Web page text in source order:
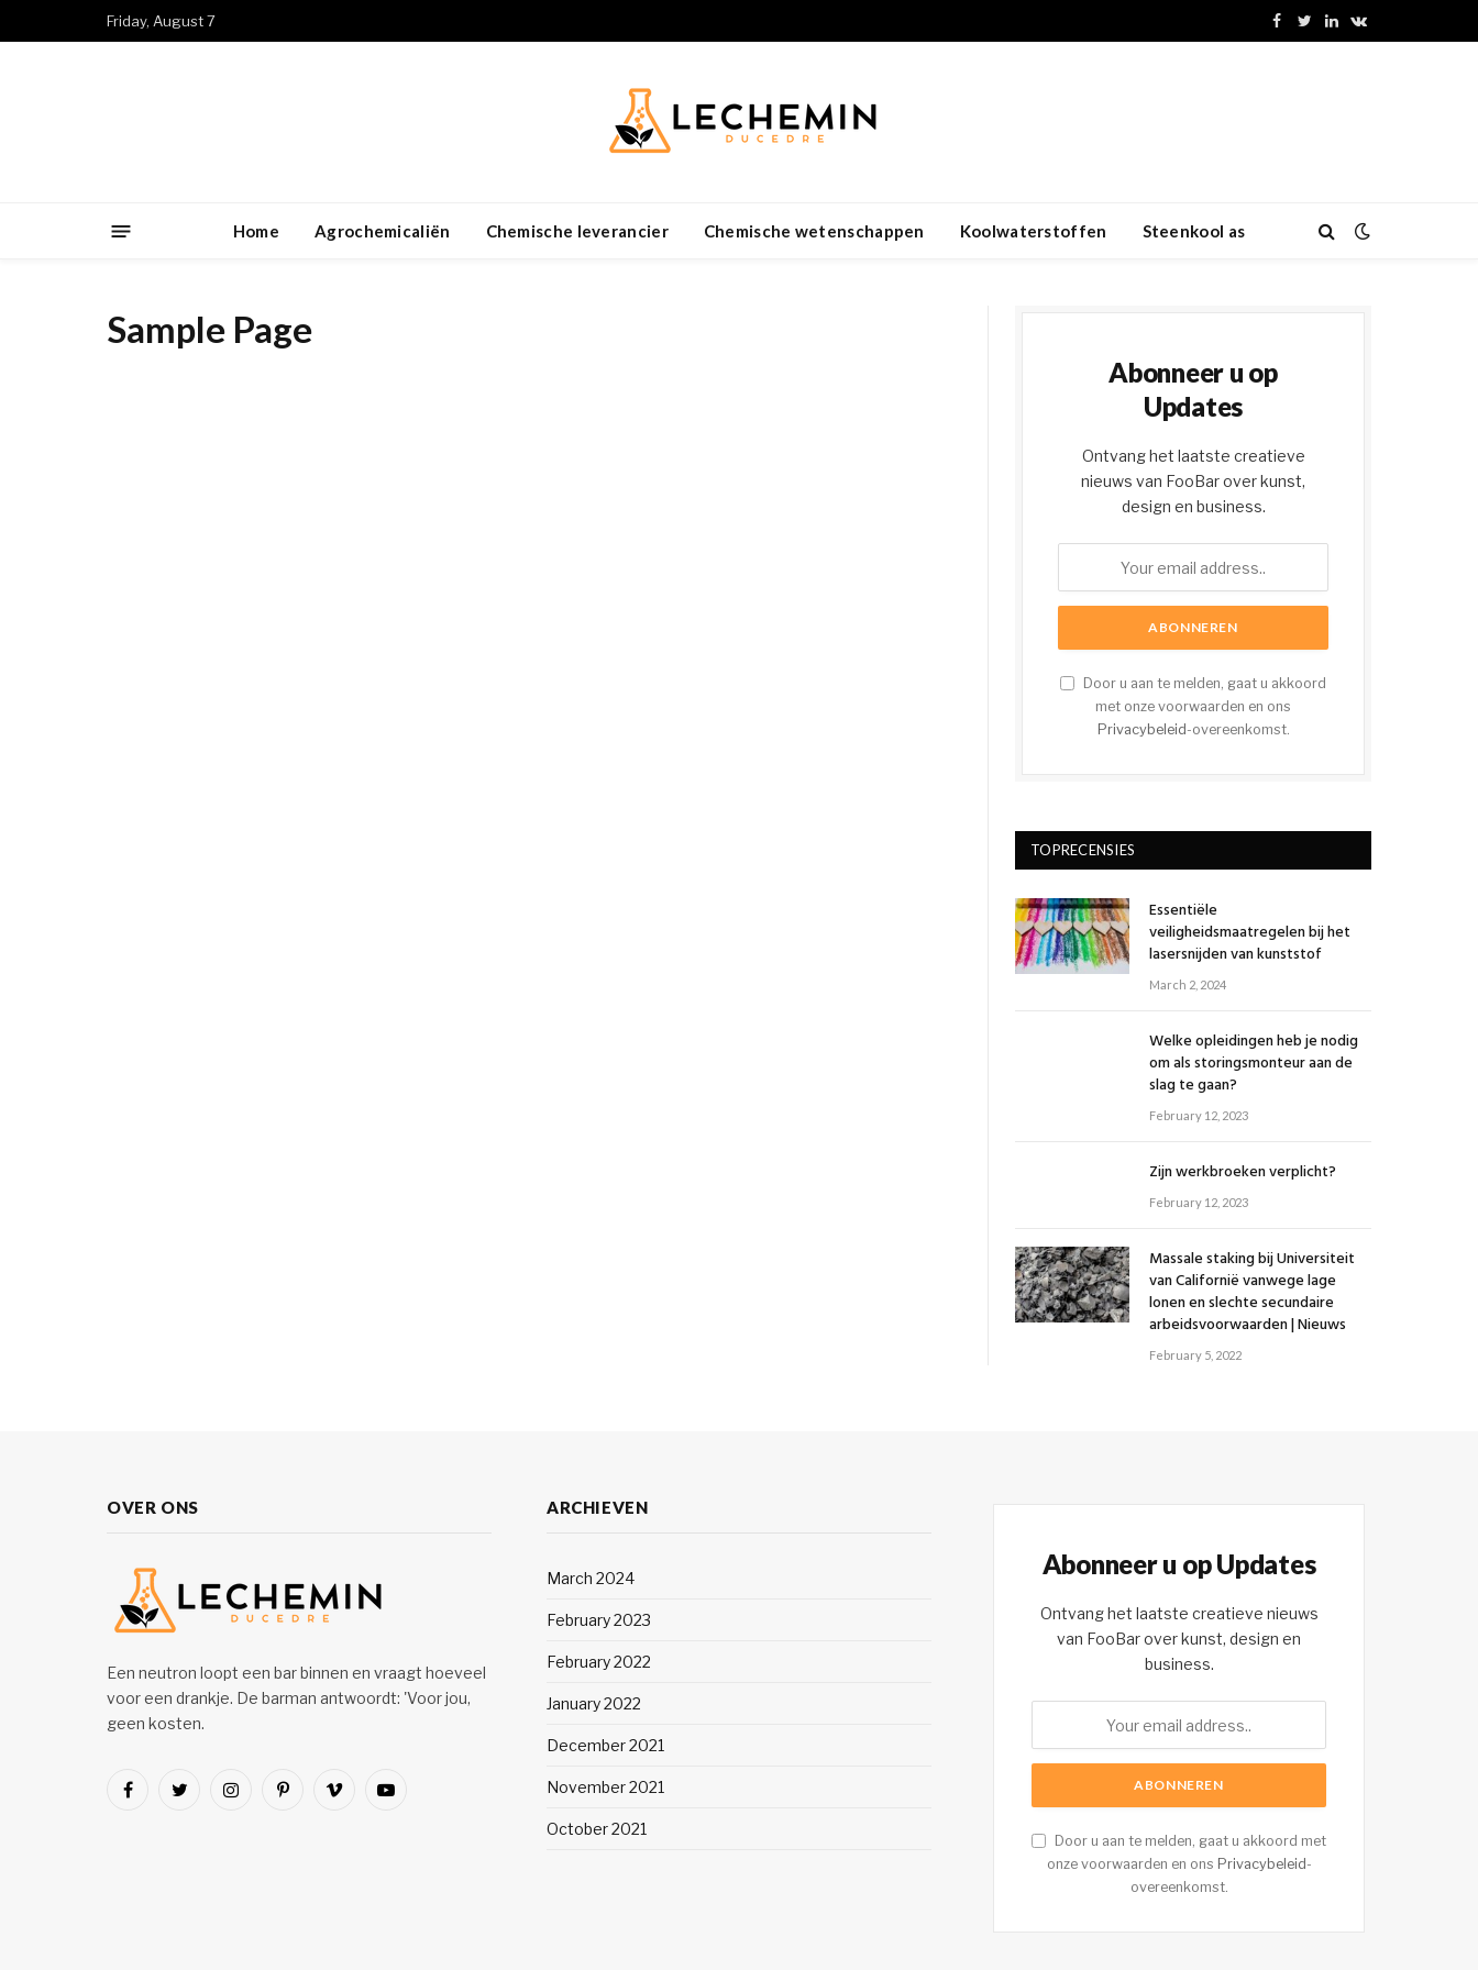
Friday, August 7
Facebook
TwitterLinkedInVKontakte
Home Agrochemicaliën Chemische leverancier Chemische wetenschappen Koolwaterstoffen Steenkool as
Sample Page
Abonneer u op
Updates
Ontvang het laatste creatieve
nieuws van FooBar over kunst,
design en business.
Door u aan te melden, gaat u akkoord
met onze voorwaarden en ons
Privacybeleid -overeenkomst.
TOPRECENSIES
Essentiële
veiligheidsmaatregelen bij het
lasersnijden van kunststof
March 2, 2024
Welke opleidingen heb je nodig
om als storingsmonteur aan de
slag te gaan?
February 12, 2023
Zijn werkbroeken verplicht?
February 12, 2023
Massale staking bij Universiteit
van Californië vanwege lage
lonen en slechte secundaire
arbeidsvoorwaarden | Nieuws
February 5, 2022
OVER ONS
Een neutron loopt een bar binnen en vraagt hoeveel
voor een drankje. De barman antwoordt: 'Voor jou,
geen kosten.
FacebookTwitterInstagramPinterestVimeoYouTube
ARCHIEVEN
March 2024
February 2023
February 2022
January 2022
December 2021
November 2021
October 2021
Abonneer u op Updates
Ontvang het laatste creatieve nieuws
van FooBar over kunst, design en
business.
Door u aan te melden, gaat u akkoord met
onze voorwaarden en ons Privacybeleid -
overeenkomst.